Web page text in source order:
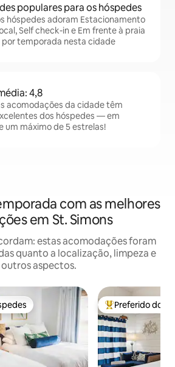
populares para os hóspedes
hóspedes adoram Estacionamento
Self check-in e Em frente à praia
por temporada nesta cidade
4,8
acomodações da cidade têm
dos hóspedes — em
um máximo de 5 estrelas!
com as melhores
em St. Simons
estas acomodações foram
quanto a localização, limpeza e
outros aspectos.
dos hóspedes Entre os
Preferido dos